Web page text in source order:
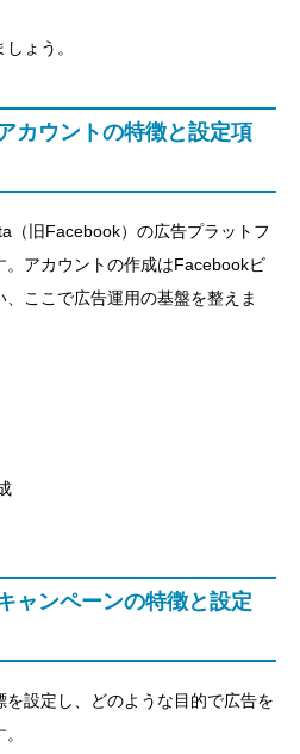
ょう。
カウントの特徴と設定項
（旧Facebook）の広告プラットフ
。アカウントの作成はFacebookビ
ここで広告運用の基盤を整えま
ャンペーンの特徴と設定
設定し、どのような目的で広告を